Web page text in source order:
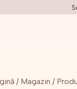
/ Magazin /